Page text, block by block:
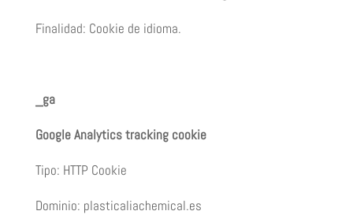
Finalidad: Cookie de idioma.
_ga
Google Analytics tracking cookie
Tipo: HTTP Cookie
Dominio: plasticaliachemical.es